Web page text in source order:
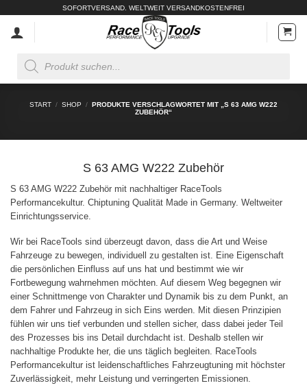
springen
SOFORTVERSAND. WELTWEIT VERSANDKOSTENFREI
search
START / SHOP / PRODUKTE VERSCHLAGWORTET MIT „S 63 AMG W222
ZUBEHÖR“
S 63 AMG W222 Zubehör
S 63 AMG W222 Zubehör mit nachhaltiger RaceTools
Performancekultur. Chiptuning Qualität Made in Germany. Weltweiter
Einrichtungsservice.
Wir bei RaceTools sind überzeugt davon, dass die Art und Weise
Fahrzeuge zu bewegen, individuell zu gestalten ist. Eine Eigenschaft
die persönlichen Einfluss auf uns hat und bestimmt wie wir
Fortbewegung wahrnehmen möchten. Auf diesem Weg begegnen wir
einer Schnittmenge von Charakter und Dynamik bis zu dem Punkt, an
dem Fahrer und Fahrzeug in sich Eins werden. Mit diesen Prinzipien
fühlen wir uns tief verbunden und stellen sicher, dass dabei jeder Teil
des Prozesses bis ins Detail durchdacht ist. Deshalb stellen wir
nachhaltige Produkte her, die uns täglich begleiten. RaceTools
Performancekultur ist leidenschaftliches Fahrzeugtuning mit höchster
Zuverlässigkeit, mehr Leistung und verringerten Emissionen.